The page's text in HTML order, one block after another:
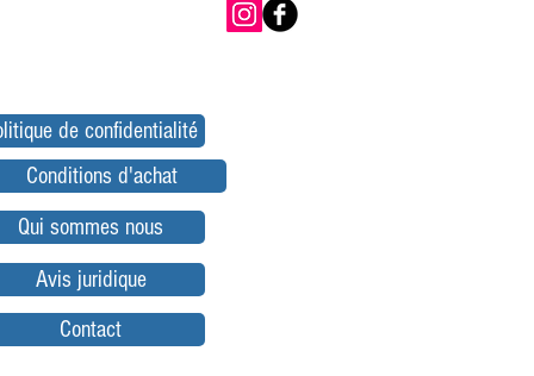
de confidentialité
Conditions d'achat
Qui sommes nous
Avis juridique
Contact